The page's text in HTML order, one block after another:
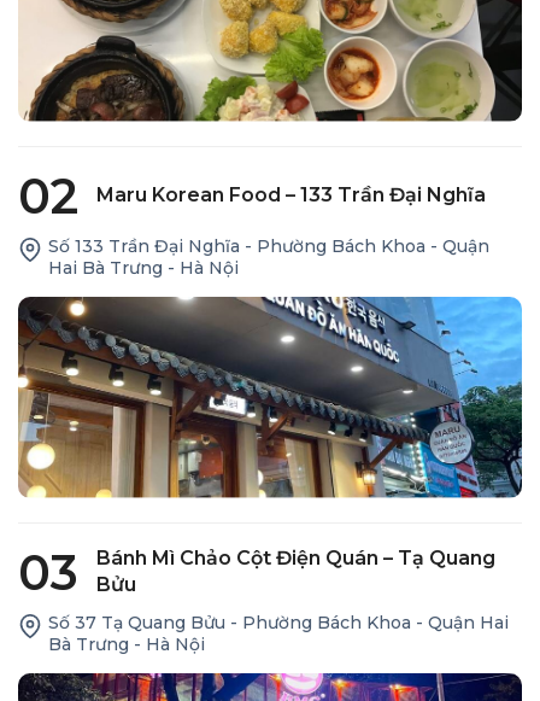
02 Maru Korean Food – 133 Trần Đại Nghĩa
Số 133 Trần Đại Nghĩa - Phường Bách Khoa - Quận
Hai Bà Trưng - Hà Nội
03
Bánh Mì Chảo Cột Điện Quán – Tạ Quang
Bửu
Số 37 Tạ Quang Bửu - Phường Bách Khoa - Quận Hai
Bà Trưng - Hà Nội